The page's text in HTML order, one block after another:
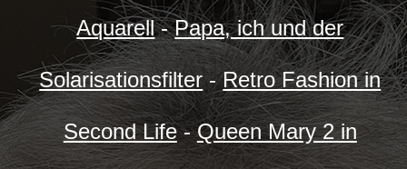
Aquarell-Papa, ich und der
Solarisationsfilter-Retro Fashion in
Second Life-Queen Mary 2 in